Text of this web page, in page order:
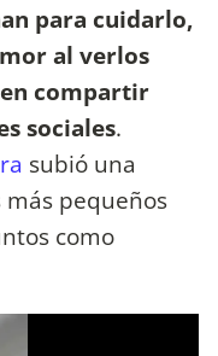
para cuidarlo,
al verlos
compartir
sociales.
subió una
más pequeños
como